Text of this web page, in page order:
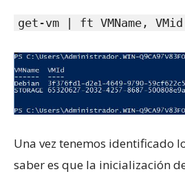
get-vm | ft VMName, VMid
Una vez tenemos identificado
saber es que la inicialización